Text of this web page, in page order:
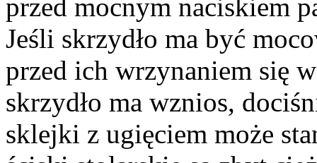
przed mocnym naciskiem
Jeśli skrzydło ma być
przed ich wrzynaniem się
skrzydło ma wznios,
sklejki z ugięciem może